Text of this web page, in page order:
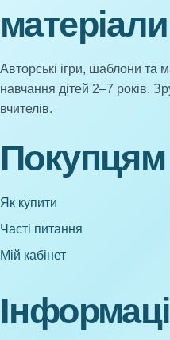
матеріали
Авторські ігри, шаблони та
навчання дітей 2–7 років.
вчителів.
Покупцям
Як купити
Часті питання
Мій кабінет